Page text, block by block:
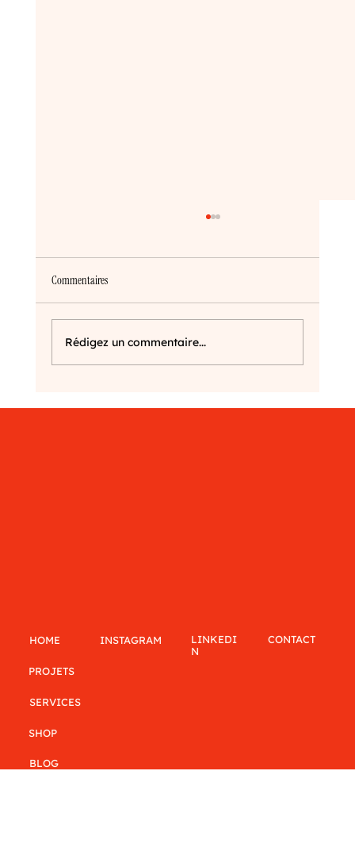
Commentaires
Rédigez un commentaire...
HOME
PROJETS
SERVICES
SHOP
BLOG
INSTAGRAM
LINKEDI
N
CONTACT